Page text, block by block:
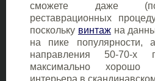
сможете даже
реставрационных
поскольку винтажна
на пике популярности,
направления 50-70-х
максимально хорошо